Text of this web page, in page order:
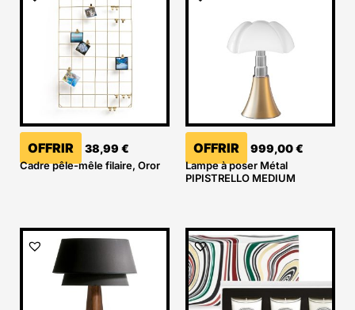
OFFRIR 38,99 €
Cadre pêle-mêle filaire, Oror
OFFRIR 999,00€
Lampe à poser Métal
PIPISTRELLO MEDIUM